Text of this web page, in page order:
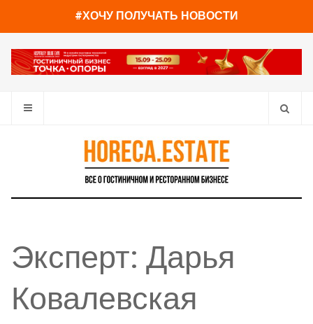
#ХОЧУ ПОЛУЧАТЬ НОВОСТИ
Эксперт: Дарья
Ковалевская